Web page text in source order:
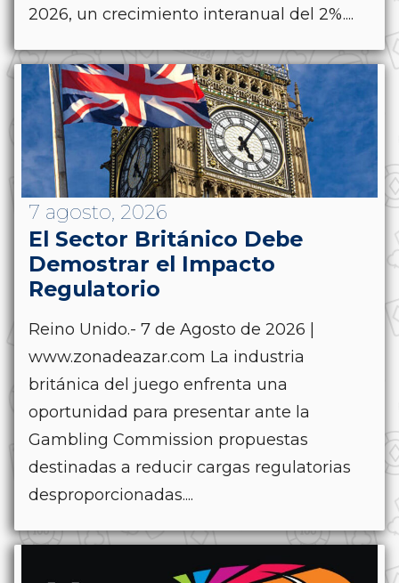
2026, un crecimiento interanual del 2%....
7 agosto, 2026
El Sector Británico Debe
Demostrar el Impacto
Regulatorio
Reino Unido.- 7 de Agosto de 2026 |
www.zonadeazar.com La industria
británica del juego enfrenta una
oportunidad para presentar ante la
Gambling Commission propuestas
destinadas a reducir cargas regulatorias
desproporcionadas....